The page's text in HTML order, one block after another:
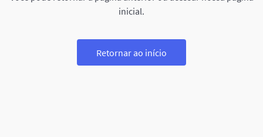
inicial.
Retornar ao início